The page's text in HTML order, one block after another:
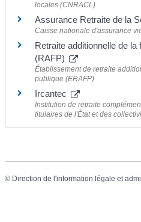
locales (CNRACL)
Assurance Retraite de la
Caisse nationale d'assurance
Retraite additionnelle de la
(RAFP)
Établissement de retraite
publique (ERAFP)
Ircantec
Institution de retraite
titulaires de l'État et des
© Direction de l'information légale et